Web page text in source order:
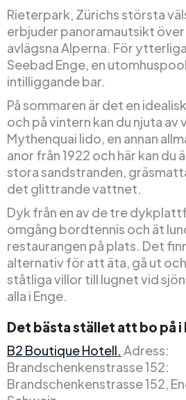
Rieterpark, Zürichs största
erbjuder panoramautsikt
avlägsna Alperna. För
Seebad Enge, en
intilliggande bar.
På sommaren är det en
och på vintern kan du njuta av
Mythenquai lido, en annan
anor från 1922 och här kan du
stora sandstranden,
det glittrande vattnet.
Dyk från en av de tre
omgång bordtennis och ät
restaurangen på plats. Det
alternativ för att äta, gå ut och
ståtliga villor till lugnet vid
alla i Enge.
Det bästa stället att bo på i
B2 Boutique Hotell. Adress:
Brandschenkenstrasse 152:
Brandschenkenstrasse 152,